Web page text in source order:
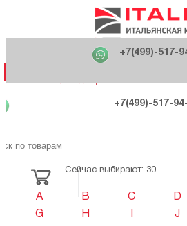
+7(499)-517-
Фабрики
Распродажа
Как купить
О компании
Акция
121170 , г.
ул. Кутузовский
+7(499)-517-
Сейчас выбирают: 30
A B C D
G
H J